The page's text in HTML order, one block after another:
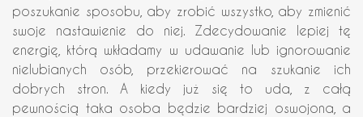
poszukanie sposobu, aby zrobić wszystko, aby zmienić
swoje nastawienie do niej. Zdecydowanie lepiej tę
energię, którą wkładamy w udawanie lub ignorowanie
nielubianych osób, przekierować na szukanie ich
dobrych stron. A kiedy już się to uda, z całą
pewnością taka osoba będzie bardziej oswojona, a